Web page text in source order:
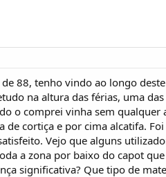
88, tenho vindo ao longo
na altura das férias, uma
o comprei vinha sem
cortiça e por cima alcatifa.
Vejo que alguns
a zona por baixo do capot
significativa? Que tipo de